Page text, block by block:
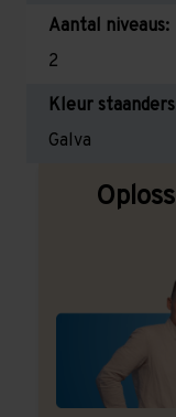
Aantal niveaus:
2
Kleur
Galva